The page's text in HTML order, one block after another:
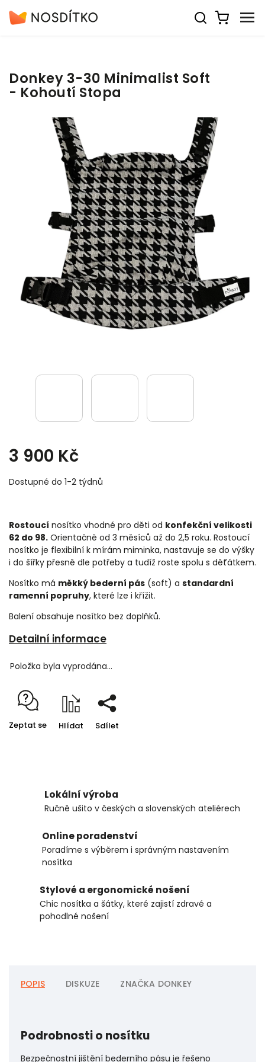
Donkey 3-30 Minimalist Soft
- Kohoutí Stopa
3 900 Kč
Dostupné do 1-2 týdnů
Rostoucí nosítko vhodné pro děti od konfekční velikosti
62 do 98. Orientačně od 3 měsíců až do 2,5 roku. Rostoucí
nosítko je flexibilní k mírám miminka, nastavuje se do výšky
i do šířky přesně dle potřeby a tudíž roste spolu s děťátkem.
Nosítko má měkký bederní pás (soft) a standardní
ramenní popruhy, které lze i křížit.
Balení obsahuje nosítko bez doplňků.
Detailní informace
Položka byla vyprodána…
Zeptat se Hlídat Sdílet
Lokální výroba
Ručně ušito v českých a slovenských ateliérech
Online poradenství
Poradíme s výběrem i správným nastavením
nosítka
Stylové a ergonomické nošení
Chic nosítka a šátky, které zajistí zdravé a
pohodlné nošení
POPIS DISKUZE ZNAČKA DONKEY
Podrobnosti o nosítku
Bezpečnostní jištění bederního pásu je řešeno